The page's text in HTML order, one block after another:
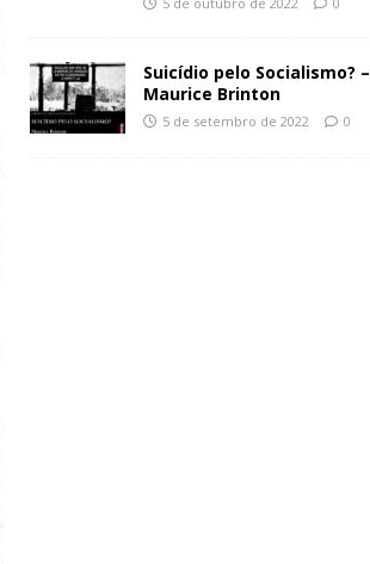
Suicídio pelo Socialismo? –
Maurice Brinton
5 de setembro de 2022 0